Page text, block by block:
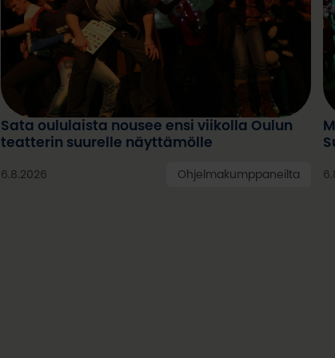
100 % Berlin kantaesitys nähtiin helmikuussa
2008. Siitä tuli maailmanlaajuinen menestys, ja
kaupungissa ympäri maailman.
Sata oululaista nousee ensi viikolla Oulun
teatterin suurelle näyttämölle
6.8.2026 Ohjelmakumppaneilta